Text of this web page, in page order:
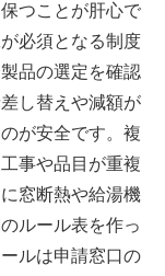
つことが肝心で
必須となる制度
品の選定を確認
し替えや減額が
が安全です。複
事や品目が重複
窓断熱や給湯機
ルール表を作っ
ルは申請窓口の